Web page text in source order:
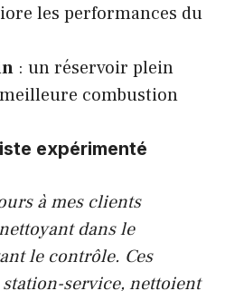
les performances du
: un réservoir plein
combustion
expérimenté
à mes clients
dans le
le contrôle. Ces
service, nettoient